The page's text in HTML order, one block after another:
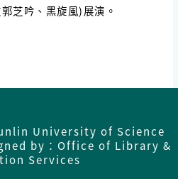
芝吟、黑旋風)展演。
University of Science
by：Office of Library &
Services